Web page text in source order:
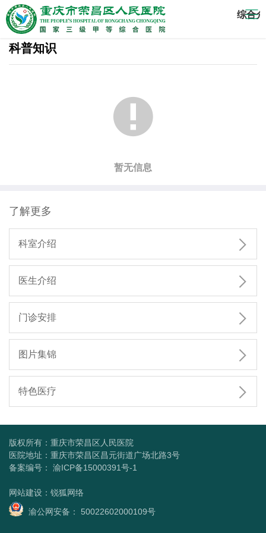
综合
科普知识

暂无信息
了解更多
科室介绍 
医生介绍 
门诊安排 
图片集锦 
特色医疗 
版权所有：重庆市荣昌区人民医院
医院地址：重庆市荣昌区昌元街道广场北路3号
备案编号：
渝ICP备15000391号-1
网站建设 ： 锐狐网络
渝公网安备： 50022602000109号